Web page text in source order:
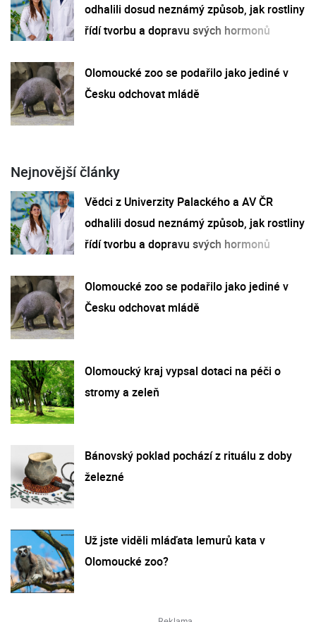
odhalili dosud neznámý způsob, jak rostliny
řídí tvorbu a dopravu svých hormonů
Olomoucké zoo se podařilo jako jediné v
Česku odchovat mládě
Nejnovější články
Vědci z Univerzity Palackého a AV ČR
odhalili dosud neznámý způsob, jak rostliny
řídí tvorbu a dopravu svých hormonů
Olomoucké zoo se podařilo jako jediné v
Česku odchovat mládě
Olomoucký kraj vypsal dotaci na péči o
stromy a zeleň
Bánovský poklad pochází z rituálu z doby
železné
Už jste viděli mláďata lemurů kata v
Olomoucké zoo?